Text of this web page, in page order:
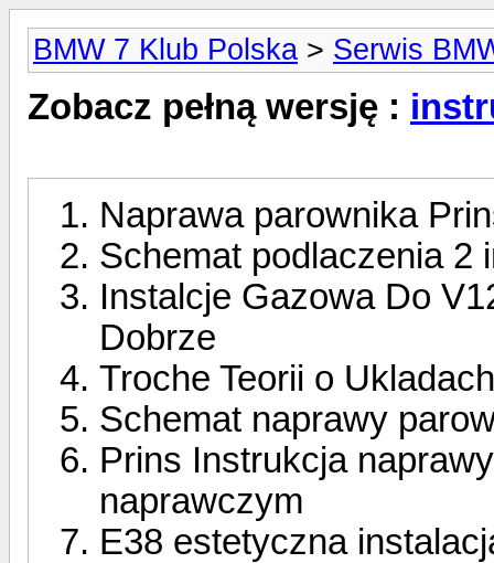
BMW 7 Klub Polska > Serwis
Zobacz pełną wersję :
Naprawa parownika
Schemat podlaczenia 2
Instalcje Gazowa Do
Dobrze
Troche Teorii o
Schemat naprawy
Prins Instrukcja
naprawczym
E38 estetyczna